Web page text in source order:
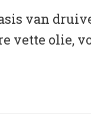
van
vette olie,